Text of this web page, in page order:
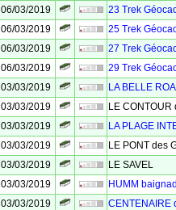
06/03/2019
23 Trek
06/03/2019
25 Trek
06/03/2019
27 Trek
06/03/2019
29 Trek
03/03/2019
LA BELLE
03/03/2019
LE
03/03/2019
LA PLAGE
03/03/2019
LE PONT des
03/03/2019
LE SAVEL
03/03/2019
HUMM
03/03/2019
CENTENAIRE